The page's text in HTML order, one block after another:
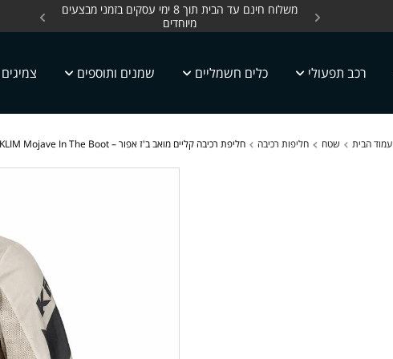
משלוח חינם עד הבית תוך 8 ימי עסקים בזמני מבצעים
מיוחדים
רכב תפעולי כלים חשמליים שמנים ותוספים צמיגים
עמוד הבית שטח חליפות רכיבה חליפת רכיבה קליים מואב ב'ז אפור – KLIM Mojave In The Boot